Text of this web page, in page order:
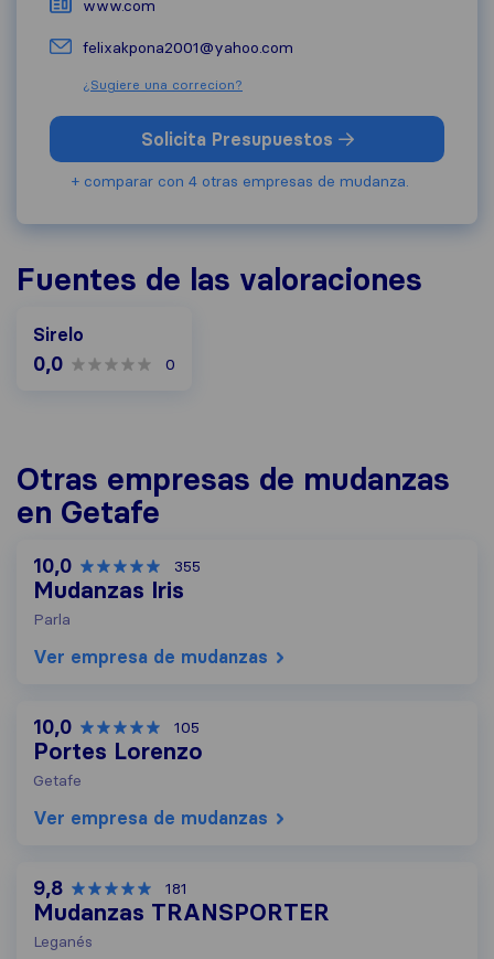
www.com
felixakpona2001@yahoo.com
¿Sugiere una correcion?
Solicita Presupuestos
+ comparar con 4 otras empresas de mudanza.
Fuentes de las valoraciones
Sirelo
0,0 0
Otras empresas de mudanzas
en Getafe
10,0 355
Mudanzas Iris
Parla
Ver empresa de mudanzas
10,0 105
Portes Lorenzo
Getafe
Ver empresa de mudanzas
9,8 181
Mudanzas TRANSPORTER
Leganés